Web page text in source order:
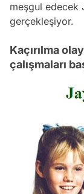
meşgul edecek
gerçekleşiyor.
Kaçırılma
çalışmaları